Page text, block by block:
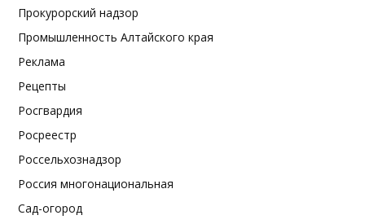
Прокурорский надзор
Промышленность Алтайского края
Реклама
Рецепты
Росгвардия
Росреестр
Россельхознадзор
Россия многонациональная
Сад-огород